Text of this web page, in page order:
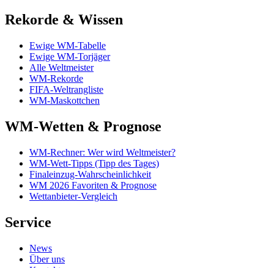
Rekorde & Wissen
Ewige WM-Tabelle
Ewige WM-Torjäger
Alle Weltmeister
WM-Rekorde
FIFA-Weltrangliste
WM-Maskottchen
WM-Wetten & Prognose
WM-Rechner: Wer wird Weltmeister?
WM-Wett-Tipps (Tipp des Tages)
Finaleinzug-Wahrscheinlichkeit
WM 2026 Favoriten & Prognose
Wettanbieter-Vergleich
Service
News
Über uns